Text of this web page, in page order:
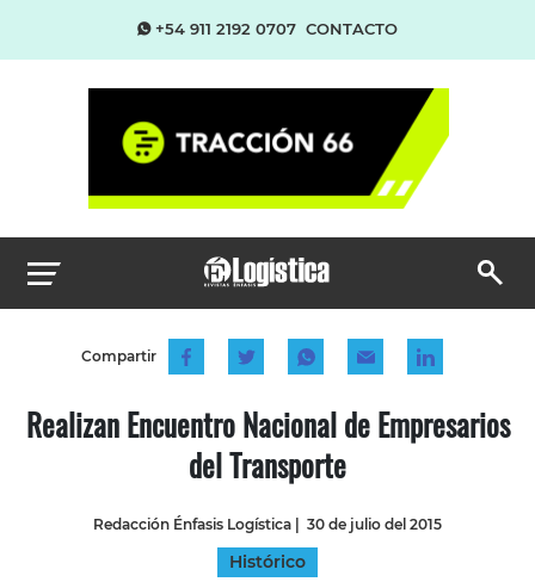
+54 911 2192 0707 CONTACTO
Compartir
Realizan Encuentro Nacional de Empresarios
del Transporte
Redacción Énfasis Logística | 30 de julio del 2015
Histórico